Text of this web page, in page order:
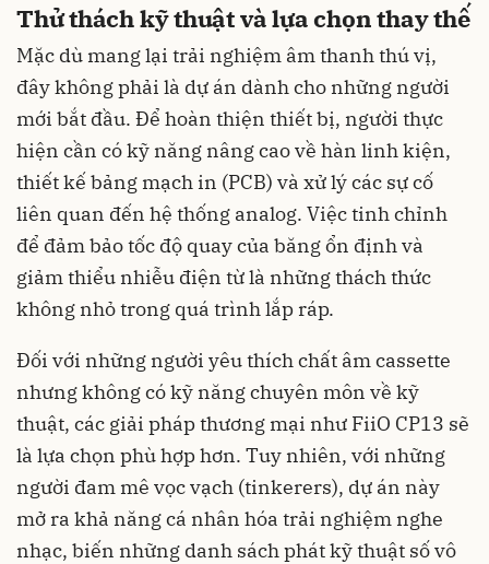
Thử thách kỹ thuật và lựa chọn thay thế
Mặc dù mang lại trải nghiệm âm thanh thú vị,
đây không phải là dự án dành cho những người
mới bắt đầu. Để hoàn thiện thiết bị, người thực
hiện cần có kỹ năng nâng cao về hàn linh kiện,
thiết kế bảng mạch in (PCB) và xử lý các sự cố
liên quan đến hệ thống analog. Việc tinh chỉnh
để đảm bảo tốc độ quay của băng ổn định và
giảm thiểu nhiễu điện từ là những thách thức
không nhỏ trong quá trình lắp ráp.
Đối với những người yêu thích chất âm cassette
nhưng không có kỹ năng chuyên môn về kỹ
thuật, các giải pháp thương mại như FiiO CP13 sẽ
là lựa chọn phù hợp hơn. Tuy nhiên, với những
người đam mê vọc vạch (tinkerers), dự án này
mở ra khả năng cá nhân hóa trải nghiệm nghe
nhạc, biến những danh sách phát kỹ thuật số vô